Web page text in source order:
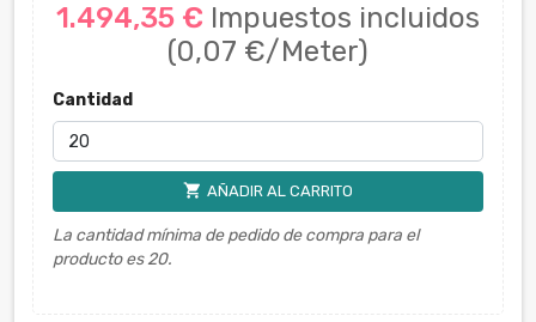
1.494,35 € Impuestos incluidos
(0,07 €/Meter)
Cantidad
shopping_cart AÑADIR AL CARRITO
La cantidad mínima de pedido de compra para el
producto es 20.